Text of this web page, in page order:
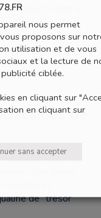
selon le
1985). C’est lui
la chapelle royale
du
de
scolaires)
Une jeune
et
de “trésor
nous permet
proposons sur
utilisation et de vous
et la lecture de
ciblée.
en cliquant sur
en cliquant sur
sans accepter